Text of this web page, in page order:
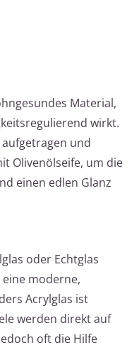
Material,
wirkt.
und
Olivenölseife, um die
einen edlen Glanz
oder Echtglas
moderne,
Acrylglas ist
werden direkt auf
oft die Hilfe